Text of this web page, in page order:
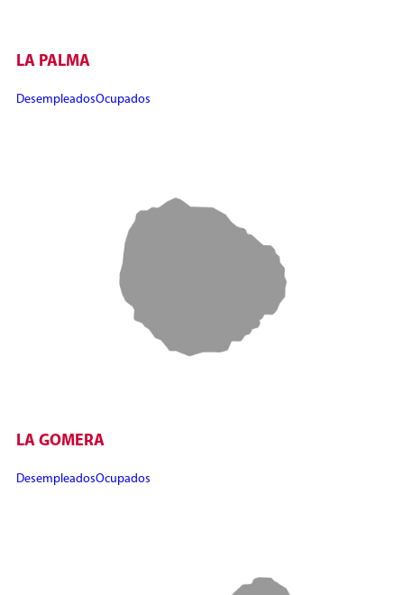
LA PALMA
DesempleadosOcupados
LA GOMERA
DesempleadosOcupados